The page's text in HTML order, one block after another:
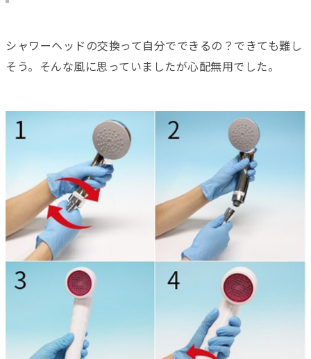
シャワーヘッドの交換って自分でできるの？できても難し
そう。そんな風に思っていましたが心配無用でした。